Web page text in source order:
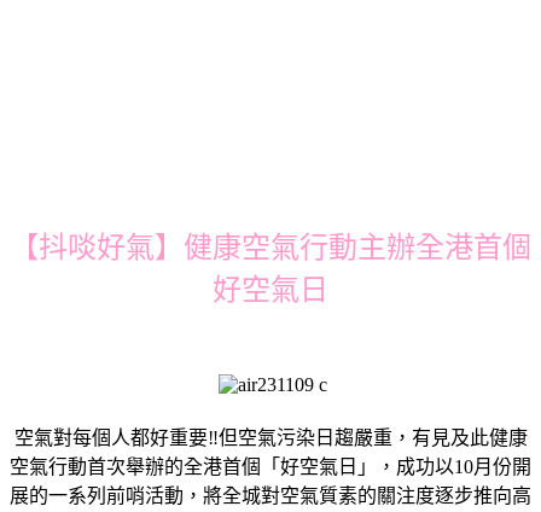
【抖啖好氣】健康空氣行動主辦全港首個
好空氣日
空氣對每個人都好重要‼️但空氣污染日趨嚴重，有見及此健康
空氣行動首次舉辦的全港首個「好空氣日」，成功以10月份開
展的一系列前哨活動，將全城對空氣質素的關注度逐步推向高